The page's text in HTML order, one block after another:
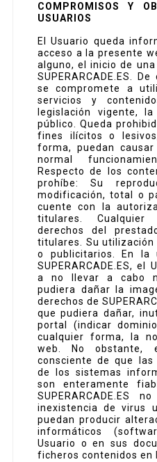
COMPROMISOS Y
USUARIOS
El Usuario queda
acceso a la presente
alguno, el inicio de
SUPERARCADE.ES.
se compromete a
servicios y
legislación vigente,
público. Queda
fines ilícitos o
forma, puedan
normal
Respecto de los
prohíbe: Su
modificación, total o
cuente con la
titulares.
derechos del
titulares. Su
o publicitarios. En la
SUPERARCADE.ES,
a no llevar a cabo
pudiera dañar la
derechos de
que pudiera dañar,
portal (indicar
cualquier forma, la
web. No obstante,
consciente de que las
de los sistemas
son enteramente
SUPERARCADE.ES
inexistencia de virus
puedan producir
informáticos
Usuario o en sus
ficheros contenidos en